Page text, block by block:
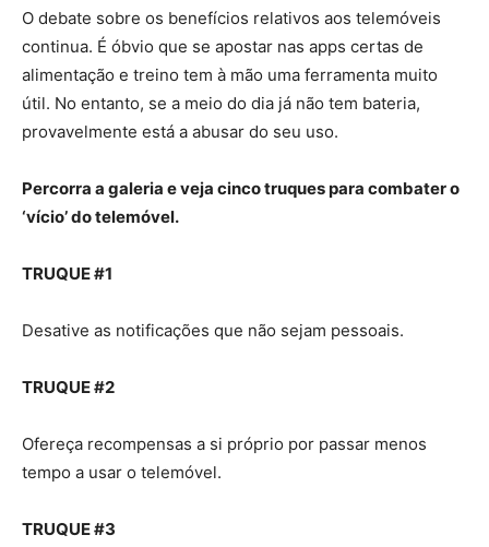
O debate sobre os benefícios relativos aos telemóveis
continua. É óbvio que se apostar nas apps certas de
alimentação e treino tem à mão uma ferramenta muito
útil. No entanto, se a meio do dia já não tem bateria,
provavelmente está a abusar do seu uso.
Percorra a galeria e veja cinco truques para combater o
‘vício’ do telemóvel.
TRUQUE #1
Desative as notificações que não sejam pessoais.
TRUQUE #2
Ofereça recompensas a si próprio por passar menos
tempo a usar o telemóvel.
TRUQUE #3